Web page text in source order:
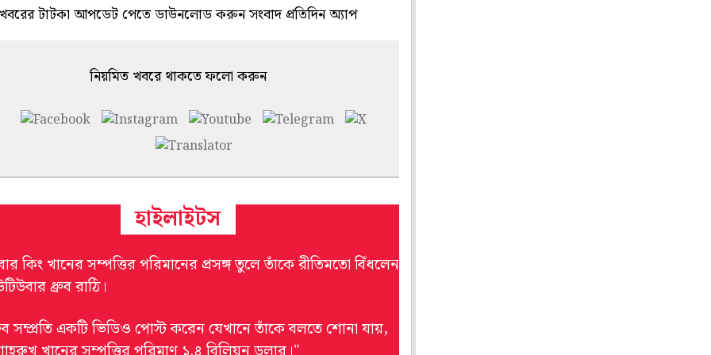
খবরের টাটকা আপডেট পেতে ডাউনলোড করুন সংবাদ প্রতিদিন অ্যাপ
নিয়মিত খবরে থাকতে ফলো করুন
হাইলাইটস
কিং খানের সম্পত্তির পরিমানের প্রসঙ্গ তুলে তাঁকে রীতিমতো বিঁধলেন
ধ্রুব রাঠি।
সম্প্রতি একটি ভিডিও পোস্ট করেন যেখানে তাঁকে বলতে শোনা যায়,